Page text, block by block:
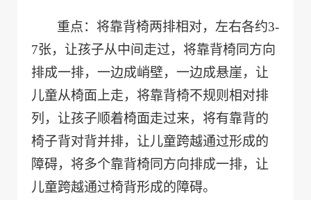
重点：将靠背椅两排相对，左右各约3-
7张，让孩子从中间走过，将靠背椅同方向
排成一排，一边成峭壁，一边成悬崖，让
儿童从椅面上走，将靠背椅不规则相对排
列，让孩子顺着椅面走过来，将有靠背的
椅子背对背并排，让儿童跨越通过形成的
障碍，将多个靠背椅同方向排成一排，让
儿童跨越通过椅背形成的障碍。